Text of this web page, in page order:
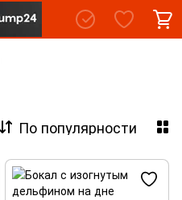
По популярности